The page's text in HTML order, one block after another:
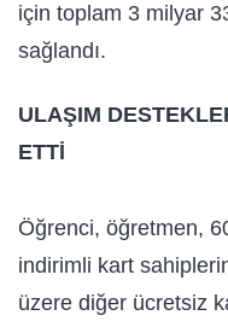
için toplam 3 milyar
sağlandı.
ULAŞIM
ETTİ
Öğrenci, öğretmen,
indirimli kart
üzere diğer ücretsiz